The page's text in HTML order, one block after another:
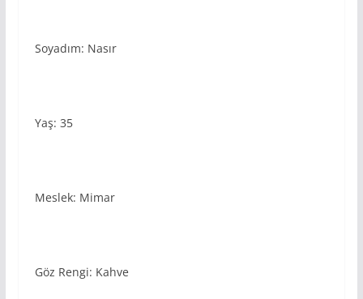
Soyadım: Nasır
Yaş: 35
Meslek: Mimar
Göz Rengi: Kahve